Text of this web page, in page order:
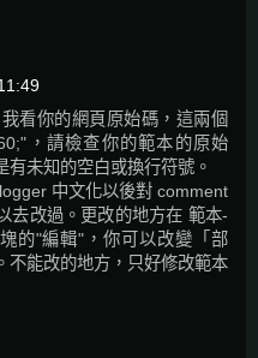
看你的網頁原始碼，這兩個
，請檢查你的範本的原始
未知的空白或換行符號。
中文化以後對 comment
去改過。更改的地方在 範本-
的"編輯"，你可以改變「部
不能改的地方，只好修改範本